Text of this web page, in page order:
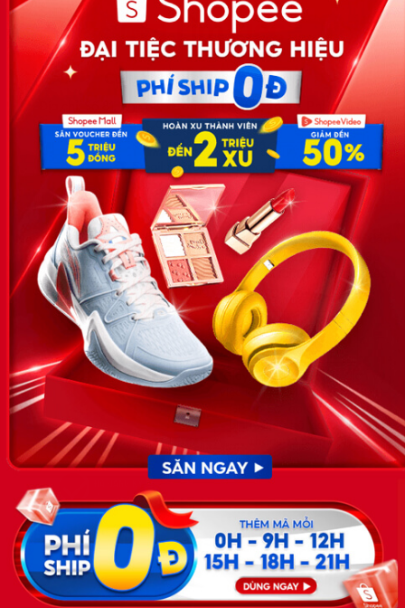
Công ty TNHH Eyeplus Online
Địa chỉ: Số 81, ngõ 68, đường Cầu Giấy, Tổ 05, Phường Quan
Hoa, Quận Cầu Giấy, TP Hà Nội, Việt Nam
SĐT: 0981 448 766
Email:
hotro@timviec.com.vn
VỀ CHÚNG TÔI
News.timviec.com.vn là website cung cấp thông tin liên quan đến
nhân sự, nghề nghiệp do Timviec.com.vn vận hành nhằm giúp
doanh nghiệp, nhân sự tuyển dụng, người đi làm, người tìm việc
cập nhật thông tin và đáp ứng được mong muốn của mình.
KẾT NỐI
Giấy phép hoạt động dịch vụ
việc làm số 54/2019/SLĐTBXH-
GP do Sở lao động thương
binh và xã hội cấp ngày 30
tháng 12 năm 2019.